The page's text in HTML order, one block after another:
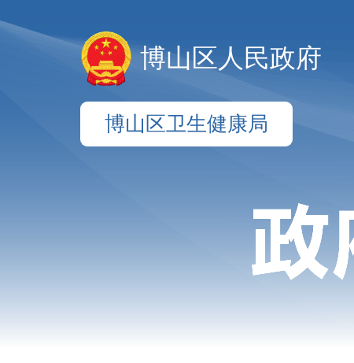
博山区人民政府
博山区卫生健康局